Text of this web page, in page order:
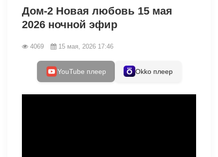
Дом-2 Новая любовь 15 мая
2026 ночной эфир
4069 15 мая, 2026 17:46
YouTube плеер Okko плеер